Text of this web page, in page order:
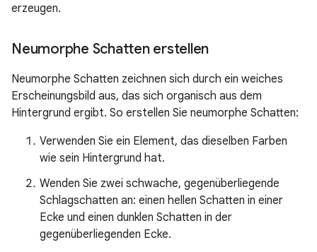
erzeugen.
Neumorphe Schatten erstellen
Neumorphe Schatten zeichnen sich durch ein weiches
Erscheinungsbild aus, das sich organisch aus dem
Hintergrund ergibt. So erstellen Sie neumorphe Schatten:
Verwenden Sie ein Element, das dieselben Farben
wie sein Hintergrund hat.
Wenden Sie zwei schwache, gegenüberliegende
Schlagschatten an: einen hellen Schatten in einer
Ecke und einen dunklen Schatten in der
gegenüberliegenden Ecke.